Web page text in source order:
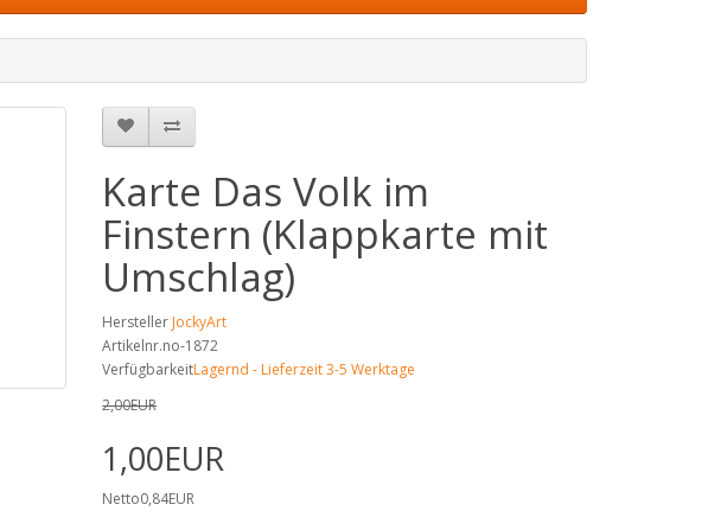
Karte Das Volk im
Finstern (Klappkarte mit
Umschlag)
Hersteller JockyArt
Artikelnr.no-1872
VerfügbarkeitLagernd - Lieferzeit 3-5 Werktage
2,00EUR
1,00EUR
Netto0,84EUR